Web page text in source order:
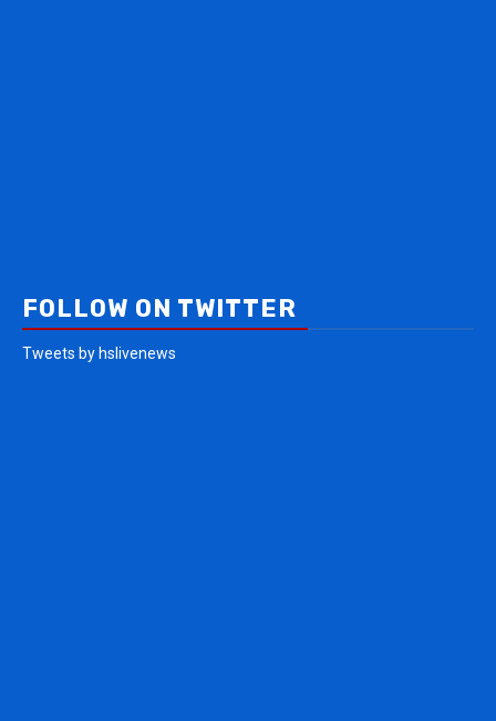
FOLLOW ON TWITTER
Tweets by hslivenews